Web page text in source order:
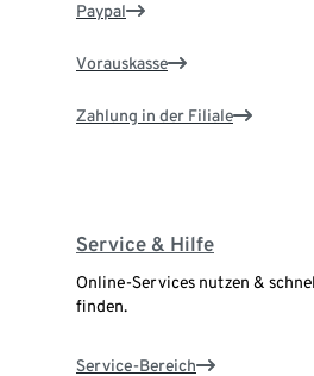
Paypal
Vorauskasse
Zahlung in der Filiale
Service & Hilfe
Online-Services nutzen &
finden.
Service-Bereich